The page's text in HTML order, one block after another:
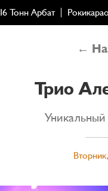
16 Тонн Арбат
←
Трио